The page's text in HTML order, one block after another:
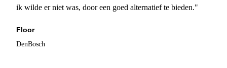
ik wilde er niet was, door een goed alternatief te bieden."
Floor
DenBosch